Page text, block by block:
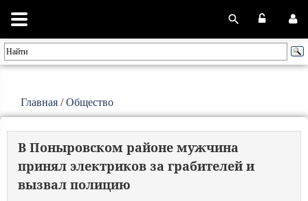
Главная /Общество
В Поныровском районе мужчина
принял электриков за грабителей и
вызвал полицию